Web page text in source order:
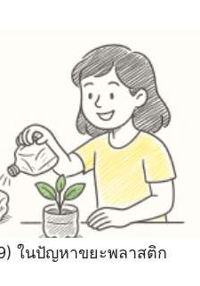
ในปัญหาขยะพลาสติก